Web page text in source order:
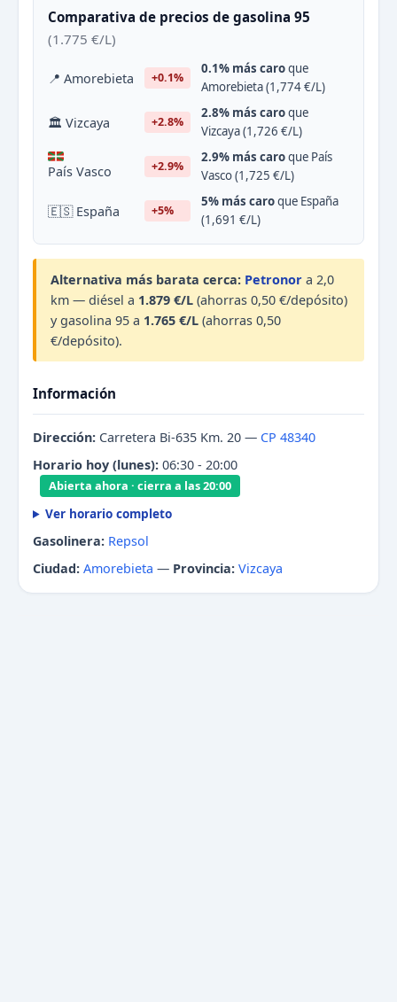
Comparativa de precios de gasolina 95
(1.775 €/L)
📍 Amorebieta +0.1%
0.1% más caroque
Amorebieta (1,774 €/L)
🏛 Vizcaya +2.8%
2.8% más caroque
Vizcaya (1,726 €/L)
País Vasco +2.9%
2.9% más caroque País
Vasco (1,725 €/L)
🇪🇸 España +5%
5% más caroque España
(1,691 €/L)
Alternativa más barata cerca: Petronor a 2,0
km — diésel a 1.879 €/L (ahorras 0,50 €/depósito)
y gasolina 95 a 1.765 €/L (ahorras 0,50
€/depósito).
Información
Dirección: Carretera Bi-635 Km. 20 — CP 48340
Horario hoy (lunes): 06:30 - 20:00
Abierta ahora · cierra a las 20:00
Ver horario completo
Gasolinera: Repsol
Ciudad: Amorebieta — Provincia: Vizcaya